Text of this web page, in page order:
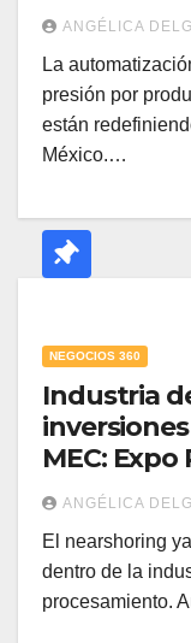
ANGÉLICA
La
presión por
están
México.…
NEGOCIOS 360
Industria
MEC: Expo
ANGÉLICA
El nearshoring
dentro de la
procesamiento.